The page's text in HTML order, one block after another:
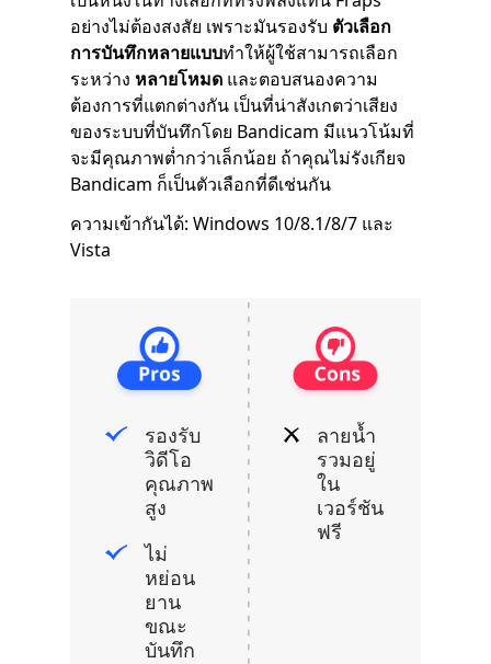
อย่างไม่ต้องสงสัย เพราะมันรองรับ ตัวเลือก
การบันทึกหลายแบบทำให้ผู้ใช้สามารถเลือก
ระหว่าง หลายโหมด และตอบสนองความ
ต้องการที่แตกต่างกัน เป็นที่น่าสังเกตว่าเสียง
ของระบบที่บันทึกโดย Bandicam มีแนวโน้มที่
จะมีคุณภาพต่ำกว่าเล็กน้อย ถ้าคุณไม่รังเกียจ
Bandicam ก็เป็นตัวเลือกที่ดีเช่นกัน
ความเข้ากันได้: Windows 10/8.1/8/7 และ
Vista
รองรับ
วิดีโอ
คุณภาพ
สูง
ไม่
หย่อน
ยาน
ขณะ
บันทึก
ลายน้ำ
รวมอยู่
ใน
เวอร์ชัน
ฟรี